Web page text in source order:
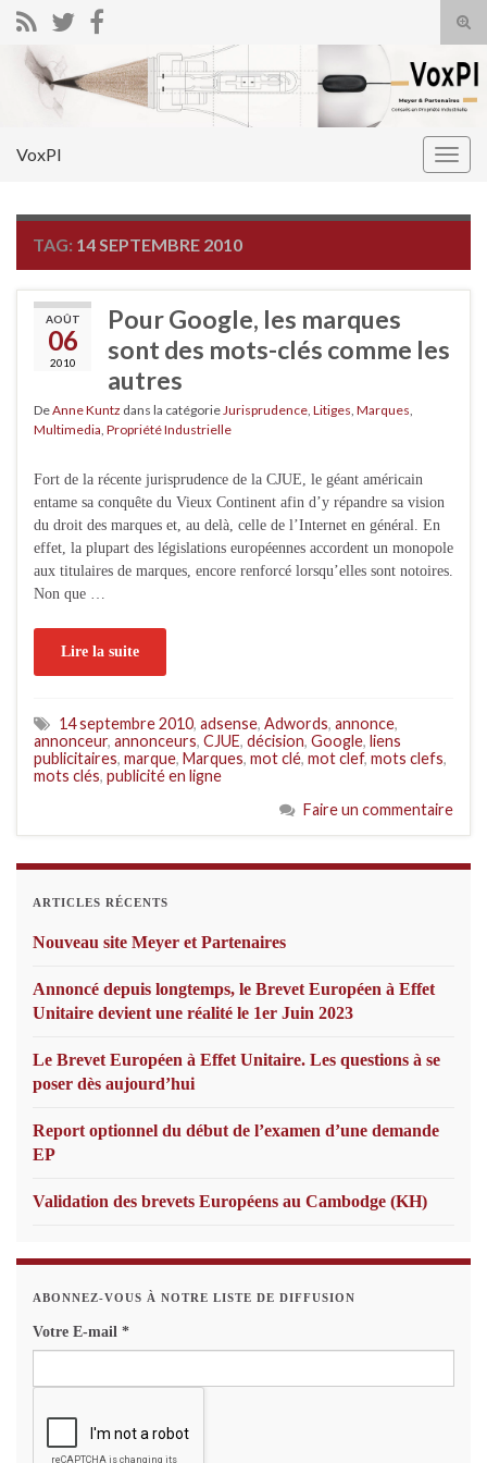
Search for:
VoxPI
TAG: 14 SEPTEMBRE 2010
AOÛT
06
2010
Pour Google, les marques
sont des mots-clés comme les
autres
DeAnne Kuntz dans la catégorie Jurisprudence Litiges Marques
Multimedia Propriété Industrielle
Fort de la récente jurisprudence de la CJUE, le géant américain
entame sa conquête du Vieux Continent afin d’y répandre sa vision
du droit des marques et, au delà, celle de l’Internet en général. En
effet, la plupart des législations européennes accordent un monopole
aux titulaires de marques, encore renforcé lorsqu’elles sont notoires.
Non que …
Lire la suite
14 septembre 2010, adsense, Adwords, annonce,
annonceur, annonceurs, CJUE, décision, Google, liens
publicitaires, marque, Marques, mot clé, mot clef, mots clefs,
mots clés, publicité en ligne
Faire un commentaire
ARTICLES RÉCENTS
Nouveau site Meyer et Partenaires
Annoncé depuis longtemps, le Brevet Européen à Effet
Unitaire devient une réalité le 1er Juin 2023
Le Brevet Européen à Effet Unitaire. Les questions à se
poser dès aujourd’hui
Report optionnel du début de l’examen d’une demande
EP
Validation des brevets Européens au Cambodge (KH)
ABONNEZ-VOUS À NOTRE LISTE DE DIFFUSION
Votre E-mail *